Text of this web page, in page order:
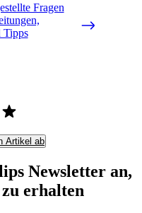
Fragen
Tipps
Artikel ab
Newsletter an,
erhalten